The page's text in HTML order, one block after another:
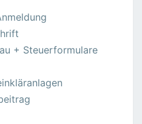
+ Steuerformulare